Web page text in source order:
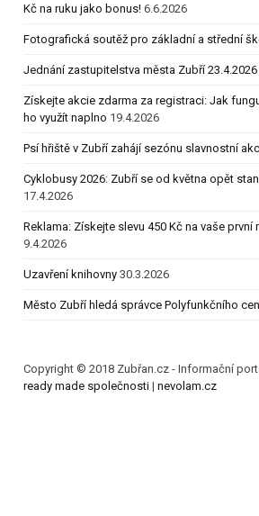
Kč na ruku jako bonus! 6.6.2026
Fotografická soutěž pro základní a střední
Jednání zastupitelstva města Zubří 23.4.2026
Získejte akcie zdarma za registraci: Jak
ho využít naplno 19.4.2026
Psí hřiště v Zubří zahájí sezónu slavnostní
Cyklobusy 2026: Zubří se od května opět
17.4.2026
Reklama: Získejte slevu 450 Kč na vaše první
9.4.2026
Uzavření knihovny 30.3.2026
Město Zubří hledá správce Polyfunkčního
Copyright © 2018 Zubřan.cz - Informační
ready made společnosti | nevolam.cz